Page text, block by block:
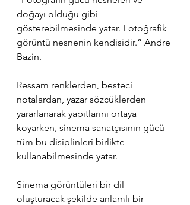
doğayı olduğu gibi
gösterebilmesinde yatar. Fotoğrafik
görüntü nesnenin kendisidir.” Andre
Bazin.
Ressam renklerden, besteci
notalardan, yazar sözcüklerden
yararlanarak yapıtlarını ortaya
koyarken, sinema sanatçısının gücü
tüm bu disiplinleri birlikte
kullanabilmesinde yatar.
Sinema görüntüleri bir dil
oluşturacak şekilde anlamlı bir